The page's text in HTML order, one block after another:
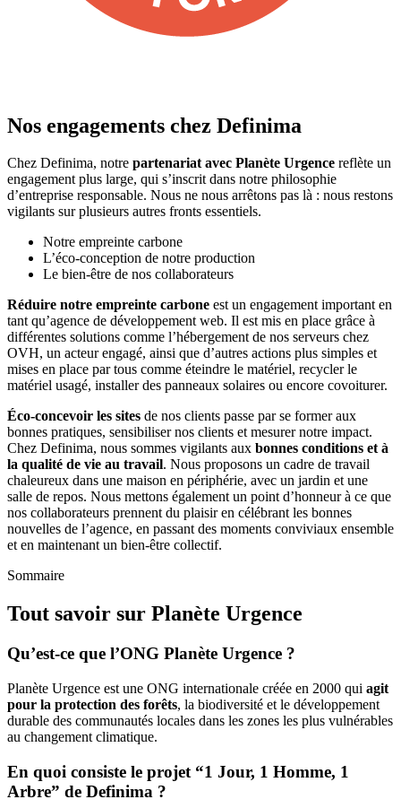
Nos engagements chez Definima
Chez Definima, notre partenariat avec Planète Urgence reflète un
engagement plus large, qui s’inscrit dans notre philosophie
d’entreprise responsable. Nous ne nous arrêtons pas là : nous restons
vigilants sur plusieurs autres fronts essentiels.
Notre empreinte carbone
L’éco-conception de notre production
Le bien-être de nos collaborateurs
Réduire notre empreinte carbone est un engagement important en
tant qu’agence de développement web. Il est mis en place grâce à
différentes solutions comme l’hébergement de nos serveurs chez
OVH, un acteur engagé, ainsi que d’autres actions plus simples et
mises en place par tous comme éteindre le matériel, recycler le
matériel usagé, installer des panneaux solaires ou encore covoiturer.
Éco-concevoir les sites de nos clients passe par se former aux
bonnes pratiques, sensibiliser nos clients et mesurer notre impact.
Chez Definima, nous sommes vigilants aux bonnes conditions et à
la qualité de vie au travail. Nous proposons un cadre de travail
chaleureux dans une maison en périphérie, avec un jardin et une
salle de repos. Nous mettons également un point d’honneur à ce que
nos collaborateurs prennent du plaisir en célébrant les bonnes
nouvelles de l’agence, en passant des moments conviviaux ensemble
et en maintenant un bien-être collectif.
Sommaire
Tout savoir sur Planète Urgence
Qu’est-ce que l’ONG Planète Urgence ?
Planète Urgence est une ONG internationale créée en 2000 qui agit
pour la protection des forêts, la biodiversité et le développement
durable des communautés locales dans les zones les plus vulnérables
au changement climatique.
En quoi consiste le projet “1 Jour, 1 Homme, 1
Arbre” de Definima ?